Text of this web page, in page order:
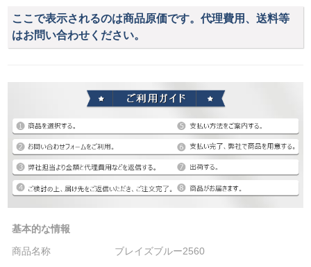
ここで表示されるのは商品原価です。代理費用、送料等
はお問い合わせください。
基本的な情報
商品名称
ブレイズブルー2560